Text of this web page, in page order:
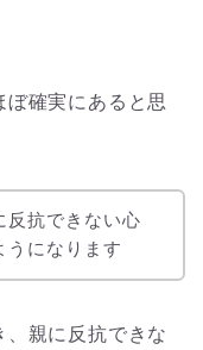
確実にあると思
反抗できない心
うになります
親に反抗できな